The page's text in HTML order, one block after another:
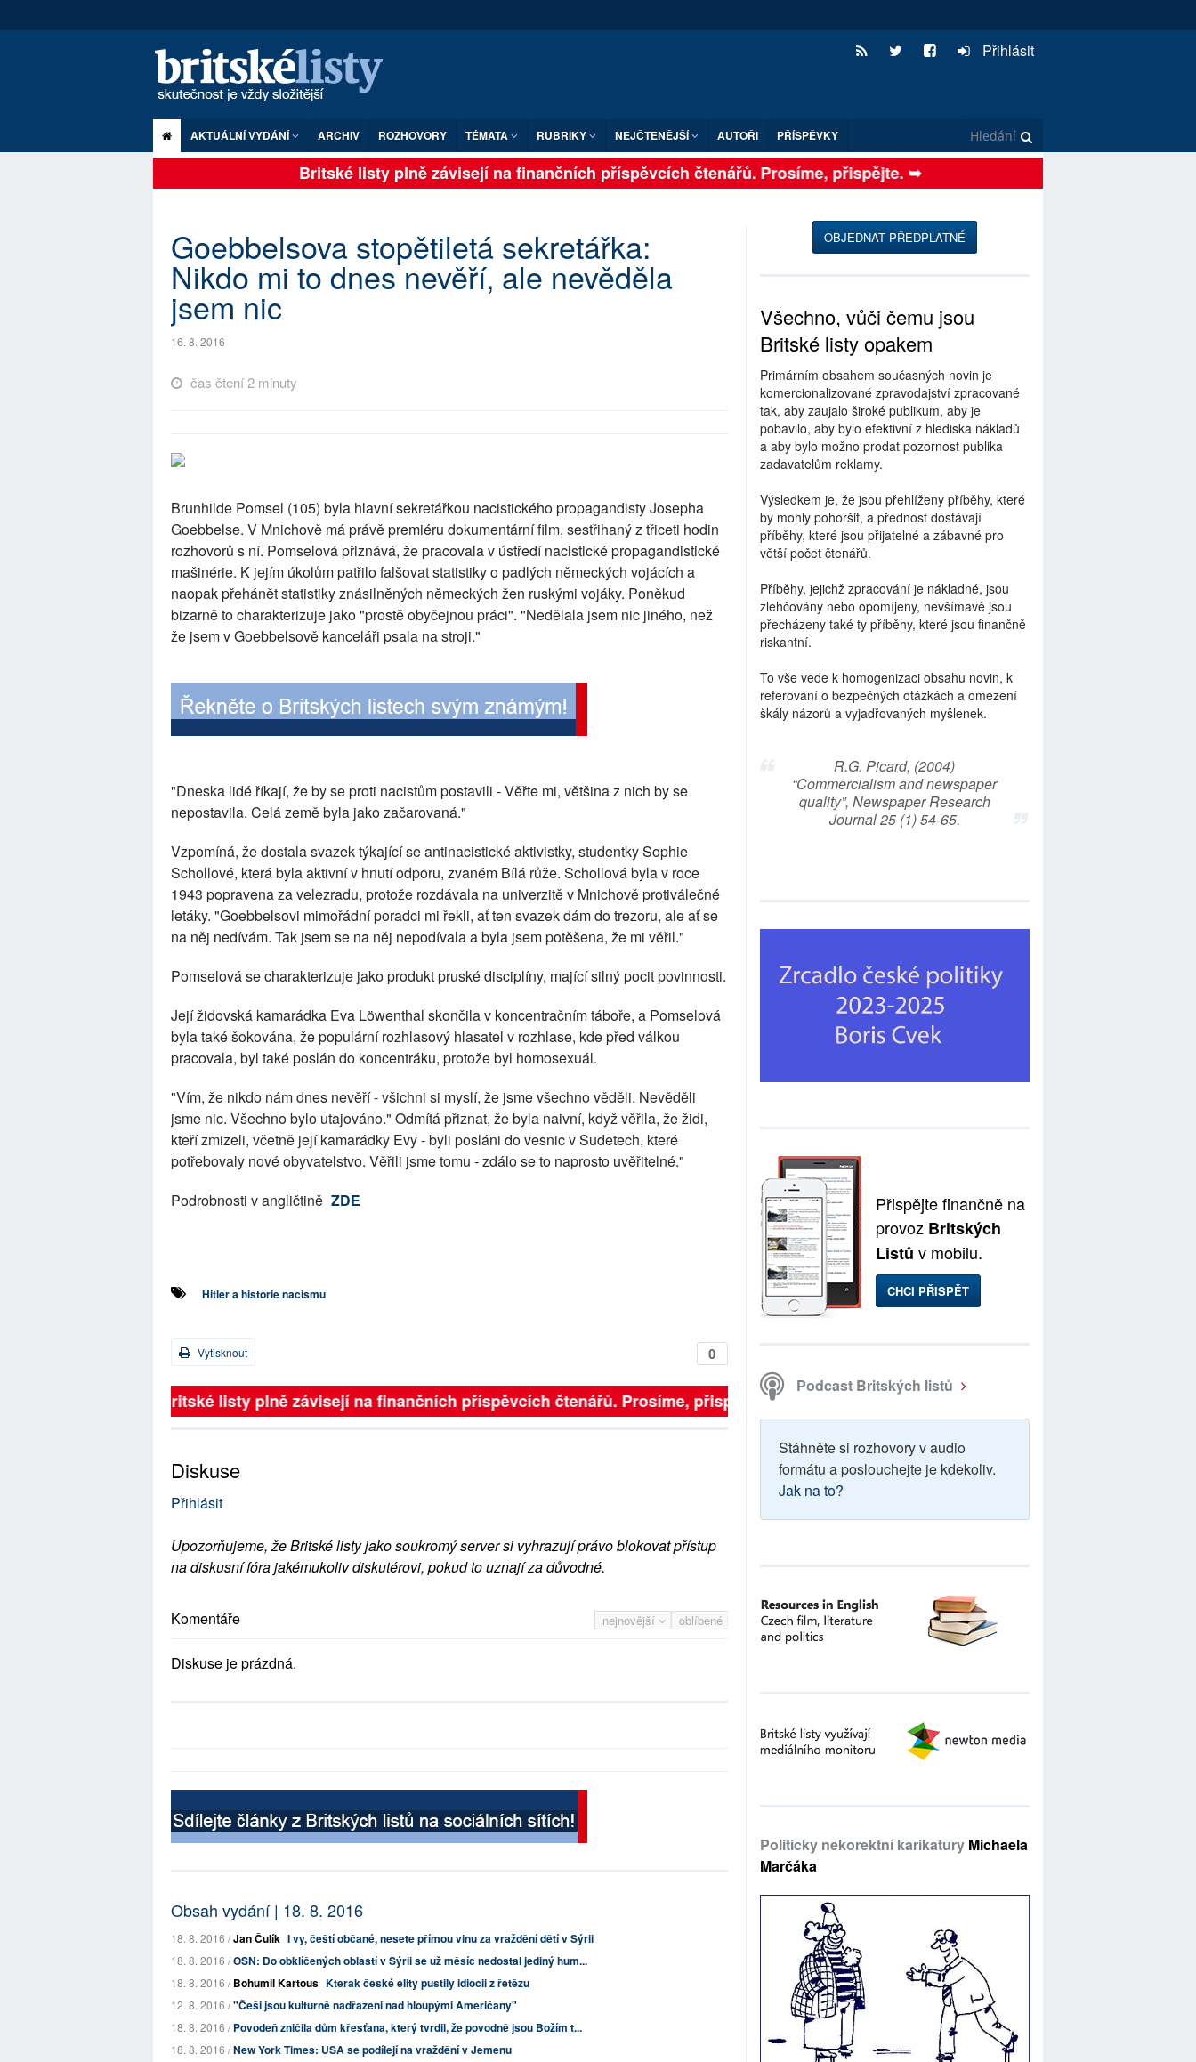
Přihlásit
AKTUÁLNÍ VYDÁNÍ ARCHIV ROZHOVORY TÉMATA RUBRIKY NEJČTENĚJŠÍ AUTOŘI PŘÍSPĚVKY
Britské listy plně závisejí na finančních příspěvcích čtenářů. Prosíme, přispějte. ➥
Goebbelsova stopětiletá sekretářka:
Nikdo mi to dnes nevěří, ale nevěděla
jsem nic
16. 8. 2016
čas čtení 2 minuty
Brunhilde Pomsel (105) byla hlavní sekretářkou nacistického propagandisty Josepha
Goebbelse. V Mnichově má právě premiéru dokumentární film, sestřihaný z třiceti hodin
rozhovorů s ní. Pomselová přiznává, že pracovala v ústředí nacistické propagandistické
mašinérie. K jejím úkolům patřilo falšovat statistiky o padlých německých vojácích a
naopak přehánět statistiky znásilněných německých žen ruskými vojáky. Poněkud
bizarně to charakterizuje jako "prostě obyčejnou práci". "Nedělala jsem nic jiného, než
že jsem v Goebbelsově kanceláři psala na stroji."
"Dneska lidé říkají, že by se proti nacistům postavili - Věřte mi, většina z nich by se
nepostavila. Celá země byla jako začarovaná."
Vzpomíná, že dostala svazek týkající se antinacistické aktivistky, studentky Sophie
Schollové, která byla aktivní v hnutí odporu, zvaném Bílá růže. Schollová byla v roce
1943 popravena za velezradu, protože rozdávala na univerzitě v Mnichově protiválečné
letáky. "Goebbelsovi mimořádní poradci mi řekli, ať ten svazek dám do trezoru, ale ať se
na něj nedívám. Tak jsem se na něj nepodívala a byla jsem potěšena, že mi věřil."
Pomselová se charakterizuje jako produkt pruské disciplíny, mající silný pocit povinnosti.
Její židovská kamarádka Eva Löwenthal skončila v koncentračním táboře, a Pomselová
byla také šokována, že populární rozhlasový hlasatel v rozhlase, kde před válkou
pracovala, byl také poslán do koncentráku, protože byl homosexuál.
"Vím, že nikdo nám dnes nevěří - všichni si myslí, že jsme všechno věděli. Nevěděli
jsme nic. Všechno bylo utajováno." Odmítá přiznat, že byla naivní, když věřila, že židi,
kteří zmizeli, včetně její kamarádky Evy - byli posláni do vesnic v Sudetech, které
potřebovaly nové obyvatelstvo. Věřili jsme tomu - zdálo se to naprosto uvěřitelné."
Podrobnosti v angličtině ZDE
Hitler a historie nacismu
0
Vytisknout
Britské listy plně závisejí na finančních příspěvcích čtenářů. Prosíme, přispějte. ➥
Diskuse
Přihlásit
Upozorňujeme, že Britské listy jako soukromý server si vyhrazují právo blokovat přístup
na diskusní fóra jakémukoliv diskutérovi, pokud to uznají za důvodné.
nejnovější oblíbené
Komentáře
Diskuse je prázdná.
Obsah vydání | 18. 8. 2016
18. 8. 2016 /Jan Čulík I vy, čeští občané, nesete přímou vinu za vraždění dětí v Sýrii
18. 8. 2016 /OSN: Do obklíčených oblastí v Sýrii se už měsíc nedostal jediný hum...
18. 8. 2016 /Bohumil Kartous Kterak české elity pustily idiocii z řetězu
12. 8. 2016 /"Češi jsou kulturně nadřazeni nad hloupými Američany"
18. 8. 2016 /Povodeň zničila dům křesťana, který tvrdil, že povodně jsou Božím t...
18. 8. 2016 /New York Times: USA se podílejí na vraždění v Jemenu
OBJEDNAT PŘEDPLATNÉ
Všechno, vůči čemu jsou
Britské listy opakem
Primárním obsahem současných novin je
komercionalizované zpravodajství zpracované
tak, aby zaujalo široké publikum, aby je
pobavilo, aby bylo efektivní z hlediska nákladů
a aby bylo možno prodat pozornost publika
zadavatelům reklamy.
Výsledkem je, že jsou přehlíženy příběhy, které
by mohly pohoršit, a přednost dostávají
příběhy, které jsou přijatelné a zábavné pro
větší počet čtenářů.
Příběhy, jejichž zpracování je nákladné, jsou
zlehčovány nebo opomíjeny, nevšímavě jsou
přecházeny také ty příběhy, které jsou finančně
riskantní.
To vše vede k homogenizaci obsahu novin, k
referování o bezpečných otázkách a omezení
škály názorů a vyjadřovaných myšlenek.
R.G. Picard, (2004)
“Commercialism and newspaper
quality”, Newspaper Research
Journal 25 (1) 54-65.
Přispějte finančně na
provoz Britských
Listů v mobilu.
CHCI PŘISPĚT
Podcast Britských listů
Stáhněte si rozhovory v audio
formátu a poslouchejte je kdekoliv.
Jak na to?
Politicky nekorektní karikatury Michaela
Marčáka